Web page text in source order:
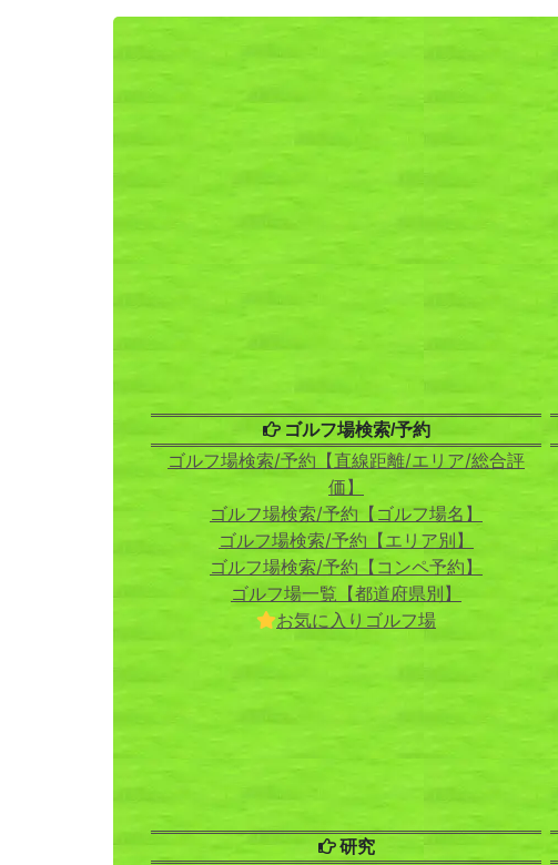
ゴルフ場検索/予約
ゴルフ場検索/予約【直線距離/エリア/総合評
価】
ゴルフ場検索/予約【ゴルフ場名】
ゴルフ場検索/予約【エリア別】
ゴルフ場検索/予約【コンペ予約】
ゴルフ場一覧【都道府県別】
お気に入りゴルフ場
研究